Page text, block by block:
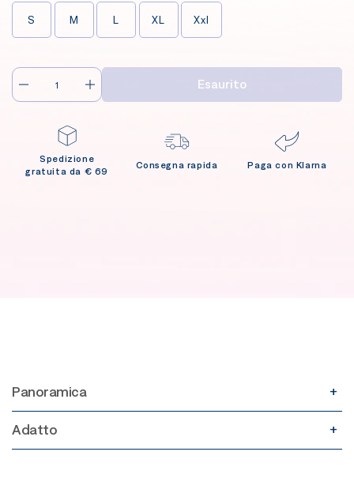
S M L XL Xxl
Esaurito
Spedizione
gratuita da € 69
Consegna rapida Paga con Klarna
Panoramica
Adatto